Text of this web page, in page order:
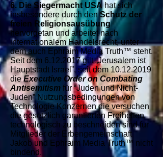
6. Die Siegermacht USAhat sich
insbesondere durch denSchutz der
freien Religionsausübung
hervorgetan und arbeitet nach
internationalem Handelsrecht, unter
dem auch Ephraim Media Truth™ steht.
Seit dem 6.12.2017gilt „Jerusalem ist
Hauptstadt Israel”, seit dem10.12.2019
die Executive Order on Combating
Antisemitism für “Juden und Nicht-
Juden” Nutzungsbedingungen von
Technologie Konzernen die versuchen
die gesetzlich garantierten Freiheiten
technologisch zu beschneiden sind für
Mitglieder der Erbengemeinschaft
Jakob und Ephraim Media Truth™ nicht
bindend.